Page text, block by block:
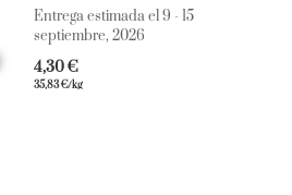
Entrega estimada el 9 - 15
septiembre, 2026
4,30€
35,83€/kg